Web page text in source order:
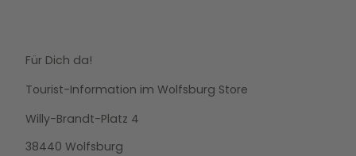
Für Dich da!
Tourist-Information im Wolfsburg Store
Willy-Brandt-Platz 4
38440 Wolfsburg